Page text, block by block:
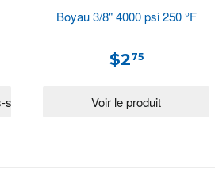
Boyau 3/8" 4000 psi 250 °F
$275